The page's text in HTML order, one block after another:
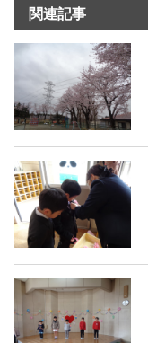
関連記事